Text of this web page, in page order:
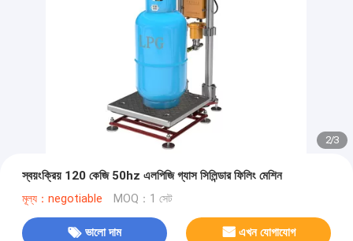
2/3
স্বয়ংক্রিয় 120 কেজি 50hz এলপিজি গ্যাস সিলিন্ডার ফিলিং মেশিন
মূল্য：negotiable MOQ：1 সেট
ভালো দাম এখন যোগাযোগ